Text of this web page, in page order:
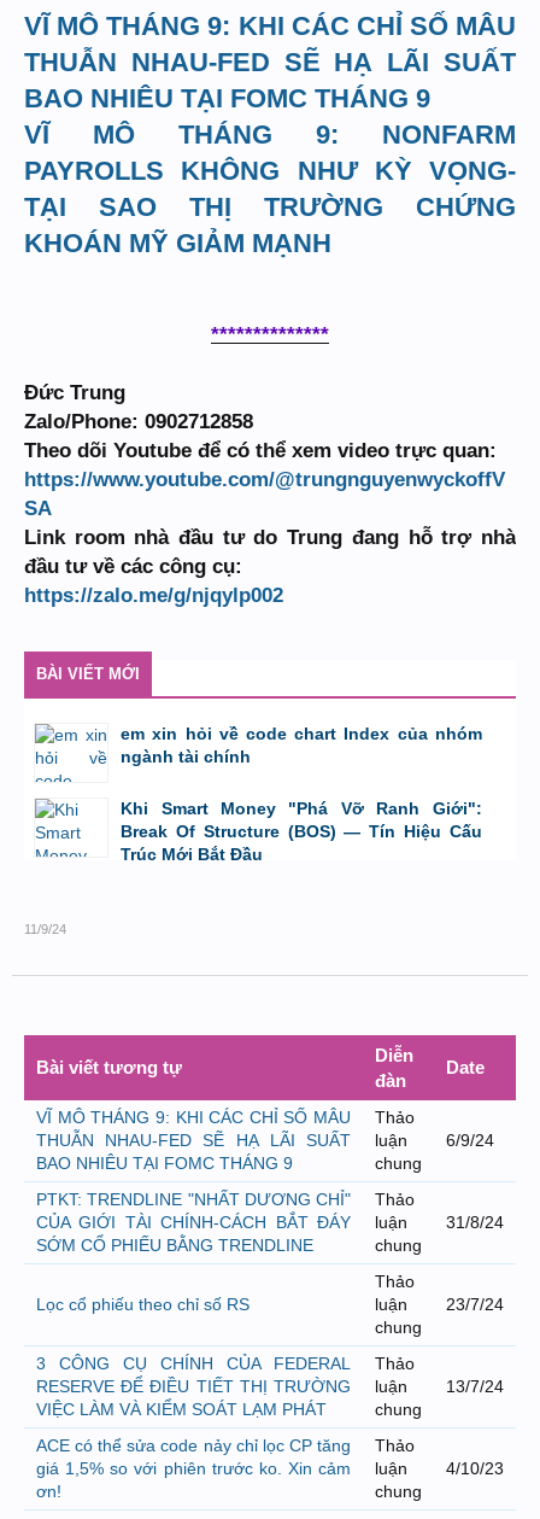
VĨ MÔ THÁNG 9: KHI CÁC CHỈ SỐ MÂU
THUẪN NHAU-FED SẼ HẠ LÃI SUẤT
BAO NHIÊU TẠI FOMC THÁNG 9
VĨ MÔ THÁNG 9: NONFARM
PAYROLLS KHÔNG NHƯ KỲ VỌNG-
TẠI SAO THỊ TRƯỜNG CHỨNG
KHOÁN MỸ GIẢM MẠNH
**************
Đức Trung
Zalo/Phone: 0902712858
Theo dõi Youtube để có thể xem video trực quan:
https://www.youtube.com/@trungnguyenwyckoffV
SA
Link room nhà đầu tư do Trung đang hỗ trợ nhà
đầu tư về các công cụ:
https://zalo.me/g/njqylp002
BÀI VIẾT MỚI
em xin hỏi về code chart Index của nhóm
ngành tài chính
bởi GiaBao09052000 ,8/7/26 lúc 10:21
Khi Smart Money "Phá Vỡ Ranh Giới":
Break Of Structure (BOS) — Tín Hiệu Cấu
Trúc Mới Bắt Đầu
11/9/24
Bài viết tương tự
Diễn
đàn
Date
VĨ MÔ THÁNG 9: KHI CÁC CHỈ SỐ MÂU
THUẪN NHAU-FED SẼ HẠ LÃI SUẤT
BAO NHIÊU TẠI FOMC THÁNG 9
Thảo
luận
chung
6/9/24
PTKT: TRENDLINE "NHẤT DƯƠNG CHỈ"
CỦA GIỚI TÀI CHÍNH-CÁCH BẮT ĐÁY
SỚM CỔ PHIẾU BẰNG TRENDLINE
Thảo
luận
chung
31/8/24
Lọc cổ phiếu theo chỉ số RS
Thảo
luận
chung
23/7/24
3 CÔNG CỤ CHÍNH CỦA FEDERAL
RESERVE ĐỂ ĐIỀU TIẾT THỊ TRƯỜNG
VIỆC LÀM VÀ KIỂM SOÁT LẠM PHÁT
Thảo
luận
chung
13/7/24
ACE có thể sửa code nảy chỉ lọc CP tăng
giá 1,5% so với phiên trước ko. Xin cảm
ơn!
Thảo
luận
chung
4/10/23